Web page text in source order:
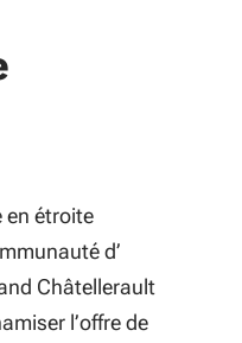
en étroite
d’
Châtellerault
l’offre de